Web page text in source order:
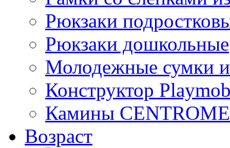
Рюкзаки
Рюкзаки дошкольные
Молодежные сумки
Конструктор
Камины
Возраст